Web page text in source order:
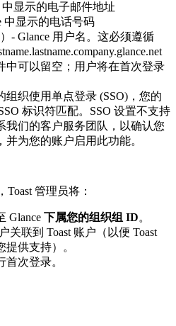
中显示的电子邮件地址
中显示的电话号码
）- Glance 用户名。这必须遵循
中可以留空；用户将在首次登录
组织使用单点登录 (SSO)，您的
标识符匹配。SSO 设置不支持
我们的客户服务团队，以确认您
为您的账户启用此功能。
管理员将：
Glance 下属您的组织组 ID。
关联到 Toast 账户（以便 Toast
供支持）。
次登录。